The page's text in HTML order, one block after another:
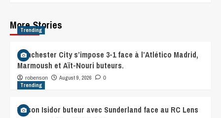
More Stories
Trending
Manchester City s’impose 3-1 face à l’Atlético Madrid,
Marmoush et Aït-Nouri buteurs.
robenson August 9, 2026 0
Trending
Wilson Isidor buteur avec Sunderland face au RC Lens